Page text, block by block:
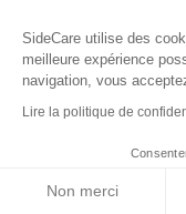
Aménageur
cabines d'aéronefs
Technicien /
SideCare utilise des
meilleure expérience
navigation, vous
Lire la politique de
Non merci